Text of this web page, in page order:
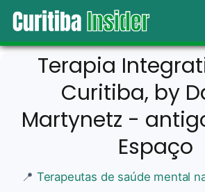
Terapia
Curitiba, by
Martynetz -
Espaço
📍 Terapeutas de saúde mental